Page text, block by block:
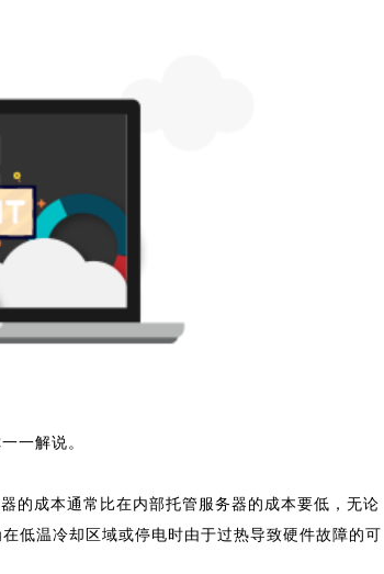
一解说。
的成本通常比在内部托管服务器的成本要低，无论
低温冷却区域或停电时由于过热导致硬件故障的可